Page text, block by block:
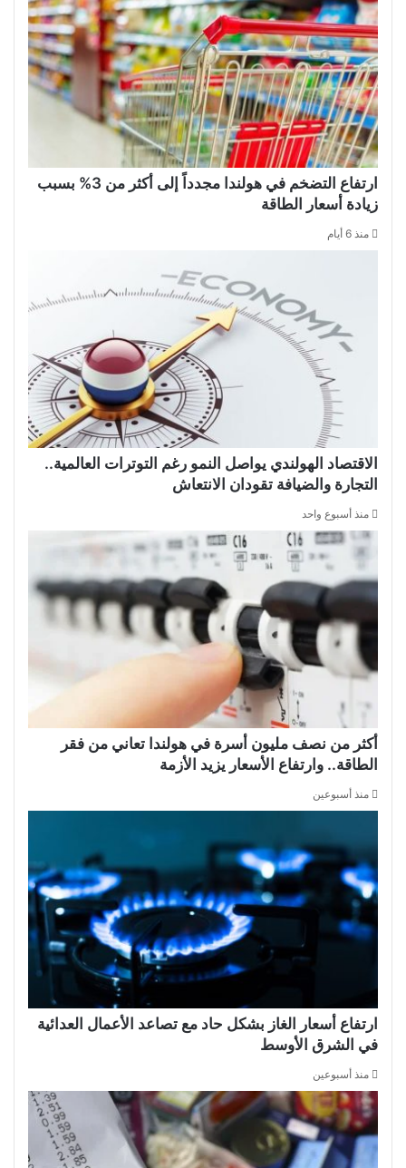
ارتفاع التضخم في هولندا مجدداً إلى أكثر من 3% بسبب
زيادة أسعار الطاقة
منذ 6 أيام
الاقتصاد الهولندي يواصل النمو رغم التوترات العالمية..
التجارة والضيافة تقودان الانتعاش
منذ أسبوع واحد
أكثر من نصف مليون أسرة في هولندا تعاني من فقر
الطاقة.. وارتفاع الأسعار يزيد الأزمة
منذ أسبوعين
ارتفاع أسعار الغاز بشكل حاد مع تصاعد الأعمال العدائية
في الشرق الأوسط
منذ أسبوعين